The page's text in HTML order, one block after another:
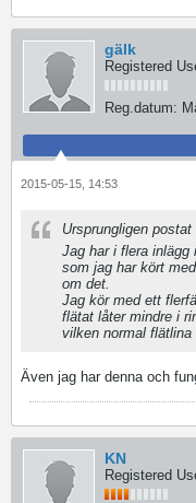
gälk
Registered
Reg.datum:
2015-05-15, 14:53
Ursprungligen postat
Jag har i flera inlägg
som jag har kört
om det.
Jag kör med ett
flätat låter mindre i
vilken normal flätlina
Även jag har denna och
KN
Registered